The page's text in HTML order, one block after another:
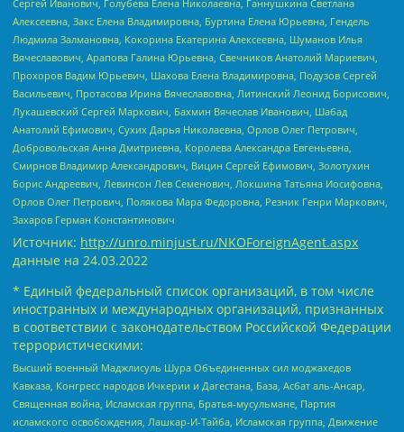
Сергей Иванович, Голубева Елена Николаевна, Ганнушкина Светлана
Алексеевна, Закс Елена Владимировна, Буртина Елена Юрьевна, Гендель
Людмила Залмановна, Кокорина Екатерина Алексеевна, Шуманов Илья
Вячеславович, Арапова Галина Юрьевна, Свечников Анатолий Мариевич,
Прохоров Вадим Юрьевич, Шахова Елена Владимировна, Подузов Сергей
Васильевич, Протасова Ирина Вячеславовна, Литинский Леонид Борисович,
Лукашевский Сергей Маркович, Бахмин Вячеслав Иванович, Шабад
Анатолий Ефимович, Сухих Дарья Николаевна, Орлов Олег Петрович,
Добровольская Анна Дмитриевна, Королева Александра Евгеньевна,
Смирнов Владимир Александрович, Вицин Сергей Ефимович, Золотухин
Борис Андреевич, Левинсон Лев Семенович, Локшина Татьяна Иосифовна,
Орлов Олег Петрович, Полякова Мара Федоровна, Резник Генри Маркович,
Захаров Герман Константинович
Источник: http://unro.minjust.ru/NKOForeignAgent.aspx
данные на 24.03.2022
* Единый федеральный список организаций, в том числе
иностранных и международных организаций, признанных
в соответствии с законодательством Российской Федерации
террористическими:
Высший военный Маджлисуль Шура Объединенных сил моджахедов
Кавказа, Конгресс народов Ичкерии и Дагестана, База, Асбат аль-Ансар,
Священная война, Исламская группа, Братья-мусульмане, Партия
исламского освобождения, Лашкар-И-Тайба, Исламская группа, Движение